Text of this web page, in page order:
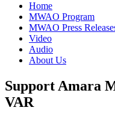
Home
MWAO Program
MWAO Press
Video
Audio
About Us
Support Amara
VAR